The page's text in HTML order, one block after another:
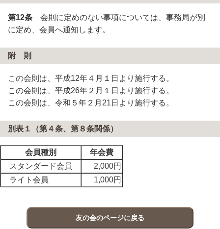
第12条 会則に定めのない事項については、事務局が別
に定め、会員へ通知します。
附 則
この会則は、平成12年４月１日より施行する。
この会則は、平成26年２月１日より施行する。
この会則は、令和５年２月21日より施行する。
別表１（第４条、第８条関係）
会員種別
年会費
スタンダード会員
2,000円
ライト会員
1,000円
友の会のページに戻る